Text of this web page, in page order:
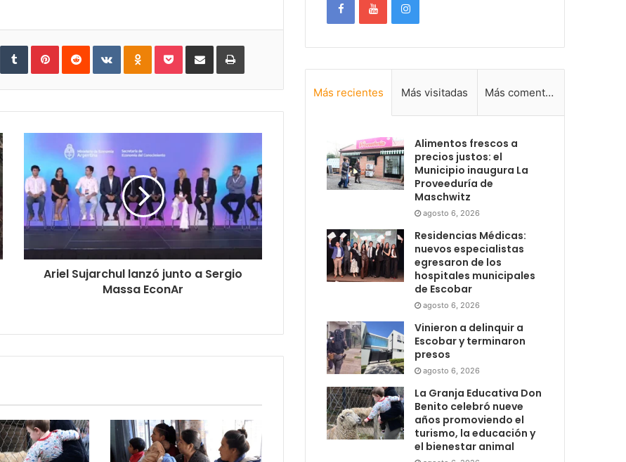
TumblrPinterestReddit VKontakteOdnoklassniki
PocketCompartir
mail
Imprimir
Ariel Sujarchul lanzó junto a Sergio
Massa EconAr
Más recientes Más visitadas Más comentadas
Alimentos frescos a
precios justos: el
Municipio inaugura La
Proveeduría de
Maschwitz
agosto 6, 2026
Residencias Médicas:
nuevos especialistas
egresaron de los
hospitales municipales
de Escobar
agosto 6, 2026
Vinieron a delinquir a
Escobar y terminaron
presos
agosto 6, 2026
La Granja Educativa Don
Benito celebró nueve
años promoviendo el
turismo, la educación y
el bienestar animal